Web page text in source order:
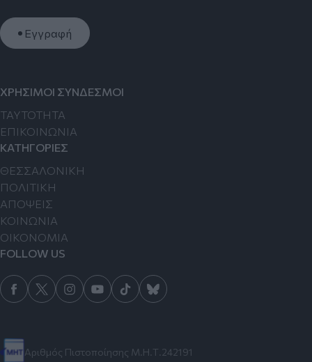
Εγγραφή
Αριθμός Πιστοποίησης Μ.Η.Τ.242191
ΧΡΗΣΙΜΟΙ ΣΥΝΔΕΣΜΟΙ
TAYTOTHTA
ΕΠΙΚΟΙΝΩΝΙΑ
ΚΑΤΗΓΟΡΙΕΣ
ΘΕΣΣΑΛΟΝΙΚΗ
ΠΟΛΙΤΙΚΗ
ΑΠΟΨΕΙΣ
ΚΟΙΝΩΝΙΑ
ΟΙΚΟΝΟΜΙΑ
FOLLOW US